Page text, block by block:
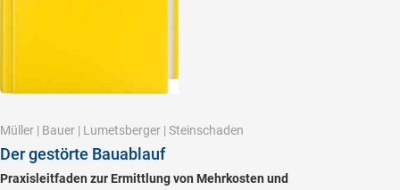
Müller | Bauer | Lumetsberger | Steinschaden
Der gestörte Bauablauf
Praxisleitfaden zur Ermittlung von Mehrkosten und